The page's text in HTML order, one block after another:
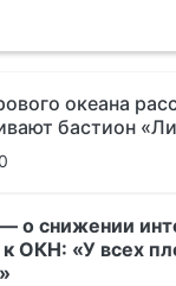
океана
бастион
о снижении
к ОКН: «У всех